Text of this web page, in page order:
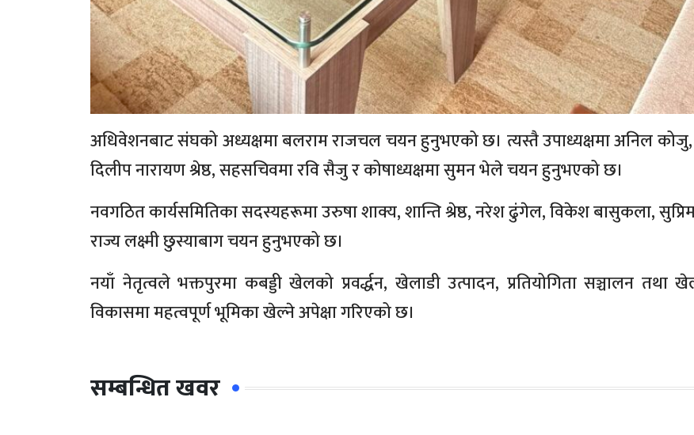
अधिवेशनबाट संघको अध्यक्षमा बलराम राजचल चयन हुनुभएको छ। त्यस्तै उपाध्यक्षमा अनिल
दिलीप नारायण श्रेष्ठ, सहसचिवमा रवि सैजु र कोषाध्यक्षमा सुमन भेले चयन हुनुभएको छ।
नवगठित कार्यसमितिका सदस्यहरूमा उरुषा शाक्य, शान्ति श्रेष्ठ, नरेश ढुंगेल, विकेश बासुकला,
राज्य लक्ष्मी छुस्याबाग चयन हुनुभएको छ।
नयाँ नेतृत्वले भक्तपुरमा कबड्डी खेलको प्रवर्द्धन, खेलाडी उत्पादन, प्रतियोगिता सञ्चालन तथा
विकासमा महत्वपूर्ण भूमिका खेल्ने अपेक्षा गरिएको छ।
सम्बन्धित खवर